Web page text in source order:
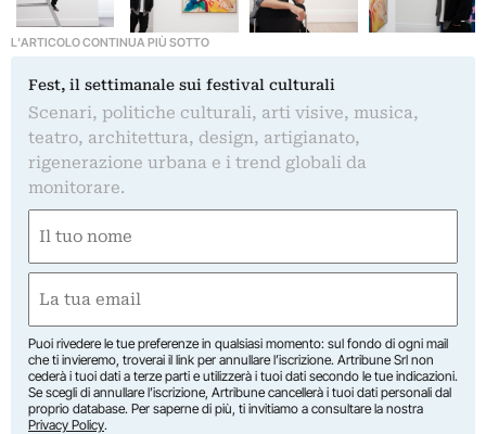
L'ARTICOLO CONTINUA PIÙ SOTTO
Fest, il settimanale sui festival culturali
Scenari, politiche culturali, arti visive, musica,
teatro, architettura, design, artigianato,
rigenerazione urbana e i trend globali da
monitorare.
(Obbligatorio)
Nome
(Obbligatorio)
Puoi rivedere le tue preferenze in qualsiasi momento: sul fondo di ogni mail
che ti invieremo, troverai il link per annullare l’iscrizione. Artribune Srl non
cederà i tuoi dati a terze parti e utilizzerà i tuoi dati secondo le tue indicazioni.
Se scegli di annullare l’iscrizione, Artribune cancellerà i tuoi dati personali dal
proprio database. Per saperne di più, ti invitiamo a consultare la nostra
Privacy Policy.